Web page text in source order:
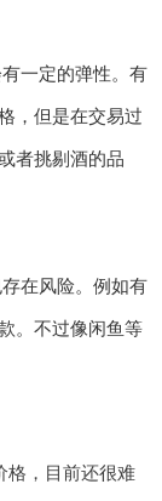
一定的弹性。有
，但是在交易过
者挑剔酒的品
在风险。例如有
。不过像闲鱼等
格，目前还很难